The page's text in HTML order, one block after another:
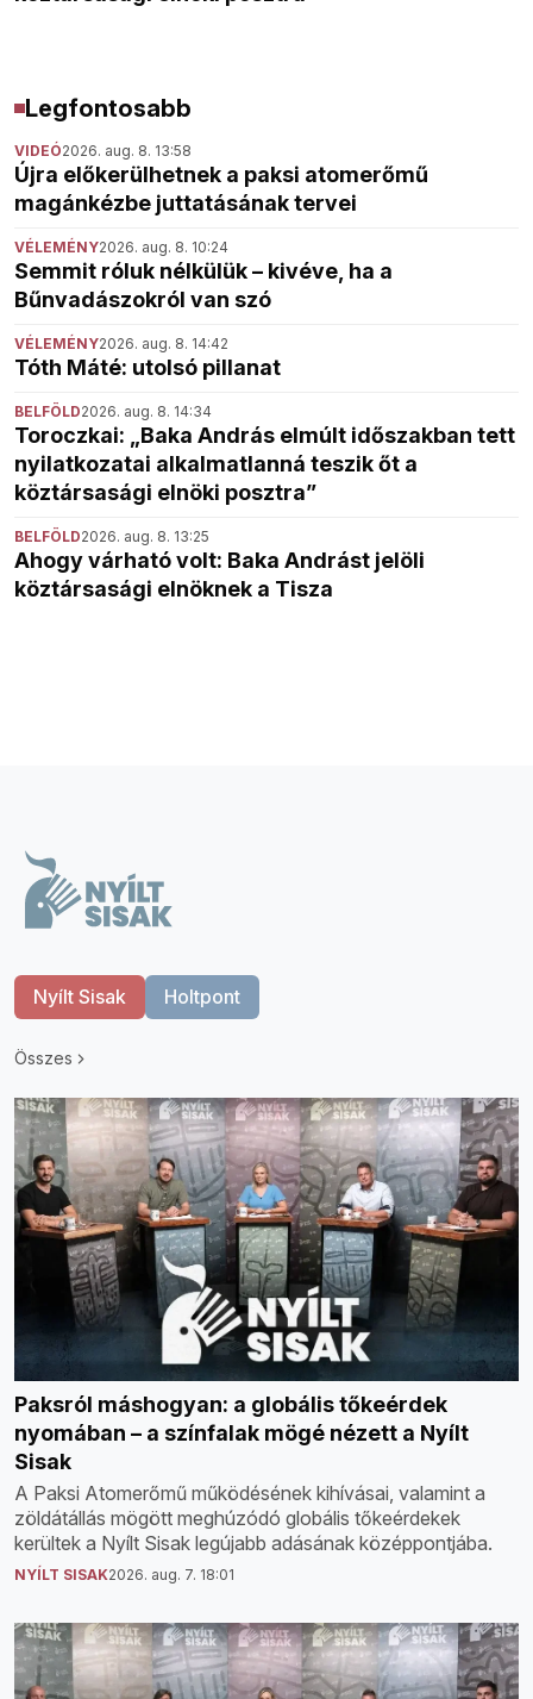
Legfontosabb
VIDEÓ2026. aug. 8. 13:58
Újra előkerülhetnek a paksi atomerőmű
magánkézbe juttatásának tervei
VÉLEMÉNY2026. aug. 8. 10:24
Semmit róluk nélkülük – kivéve, ha a
Bűnvadászokról van szó
VÉLEMÉNY2026. aug. 8. 14:42
Tóth Máté: utolsó pillanat
BELFÖLD2026. aug. 8. 14:34
Toroczkai: „Baka András elmúlt időszakban tett
nyilatkozatai alkalmatlanná teszik őt a
köztársasági elnöki posztra”
BELFÖLD2026. aug. 8. 13:25
Ahogy várható volt: Baka Andrást jelöli
köztársasági elnöknek a Tisza
Nyílt Sisak Holtpont
Összes
Paksról máshogyan: a globális tőkeérdek
nyomában – a színfalak mögé nézett a Nyílt
Sisak
A Paksi Atomerőmű működésének kihívásai, valamint a
zöldátállás mögött meghúzódó globális tőkeérdekek
kerültek a Nyílt Sisak legújabb adásának középpontjába.
NYÍLT SISAK2026. aug. 7. 18:01